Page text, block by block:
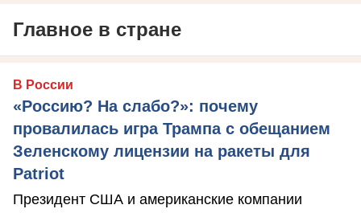
Главное в стране
В России
«Россию? На слабо?»: почему
провалилась игра Трампа с обещанием
Зеленскому лицензии на ракеты для
Patriot
Президент США и американские компании